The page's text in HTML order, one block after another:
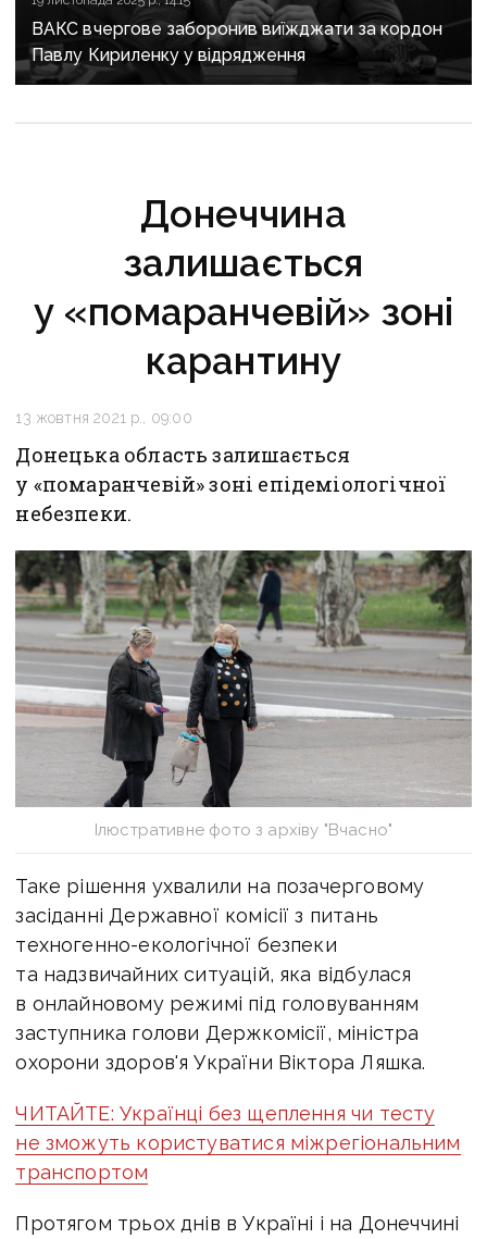
ВАКС вчергове заборонив виїжджати за кордон
Павлу Кириленку у відрядження
Донеччина
залишається
у «помаранчевій» зоні
карантину
13 жовтня 2021 р., 09:00
Донецька область залишається
у «помаранчевій» зоні епідеміологічної
небезпеки.
Ілюстративне фото з архіву "Вчасно"
Таке рішення ухвалили на позачерговому
засіданні Державної комісії з питань
техногенно-екологічної безпеки
та надзвичайних ситуацій, яка відбулася
в онлайновому режимі під головуванням
заступника голови Держкомісії, міністра
охорони здоров'я України Віктора Ляшка.
ЧИТАЙТЕ: Українці без щеплення чи тесту
не зможуть користуватися міжрегіональним
транспортом
Протягом трьох днів в Україні і на Донеччині